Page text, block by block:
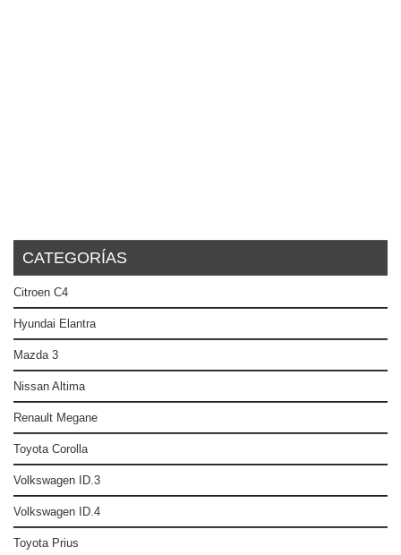
CATEGORÍAS
Citroen C4
Hyundai Elantra
Mazda 3
Nissan Altima
Renault Megane
Toyota Corolla
Volkswagen ID.3
Volkswagen ID.4
Toyota Prius